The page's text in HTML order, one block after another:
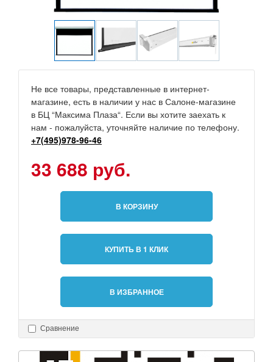
Не все товары, представленные в интернет-
магазине, есть в наличии у нас в Салоне-магазине
в БЦ “Максима Плаза“. Если вы хотите заехать к
нам - пожалуйста, уточняйте наличие по телефону.
+7(495)978-96-46
33 688 руб.
В КОРЗИНУ
КУПИТЬ В 1 КЛИК
В ИЗБРАННОЕ
Сравнение